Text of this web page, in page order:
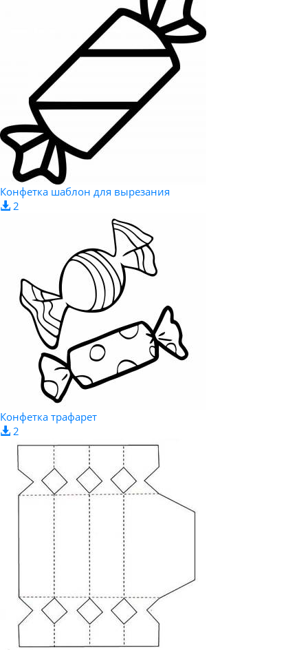
Конфетка шаблон для вырезания
2
Конфетка трафарет
2